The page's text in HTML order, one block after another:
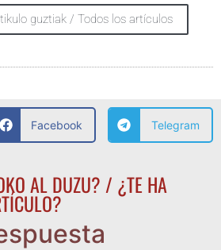
guztiak / Todos los artículos
Facebook Telegram
AL DUZU? / ¿TE HA